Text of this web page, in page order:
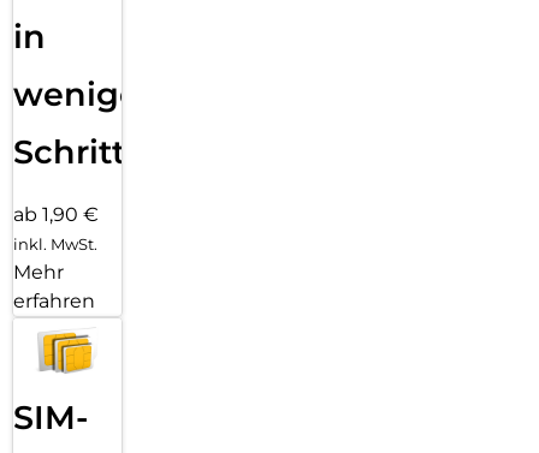
in
wenigen
Schritten
ab 1,90 €
inkl. MwSt.
Mehr
erfahren
SIM-